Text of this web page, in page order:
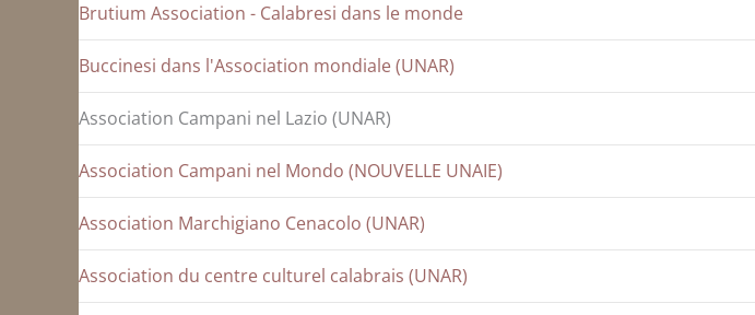
Brutium Association - Calabresi dans le monde
Buccinesi dans l'Association mondiale (UNAR)
Association Campani nel Lazio (UNAR)
Association Campani nel Mondo (NOUVELLE UNAIE)
Association Marchigiano Cenacolo (UNAR)
Association du centre culturel calabrais (UNAR)